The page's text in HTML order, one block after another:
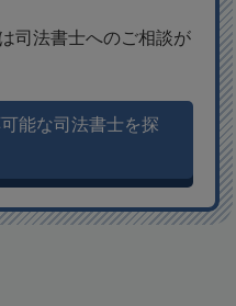
司法書士へのご相談が
能な司法書士を探